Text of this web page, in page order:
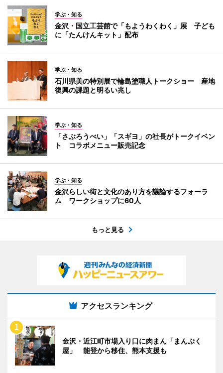
学ぶ・知る
金沢・国立工芸館で「もようわくわく」展 子ども
に「たんけんキット」配布
学ぶ・知る
石川県美の特別展で輪島塗職人トークショー 産地
復興の課題と明るい兆し
学ぶ・知る
「さぶろうべい」「スギヨ」の社長がトークイベン
ト コラボメニュー販売記念
学ぶ・知る
金沢らしい街と文化のあり方を議論するフォーラ
ム ワークショップに60人
もっと見る
アクセスランキング
金沢・近江町市場入り口に肉まん「まんぷく
屋」 能登から移住、熊本支援も